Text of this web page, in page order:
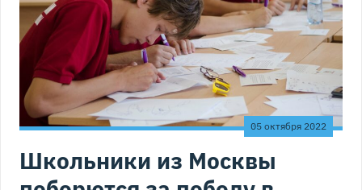
05 октября 2022
Школьники из Москвы